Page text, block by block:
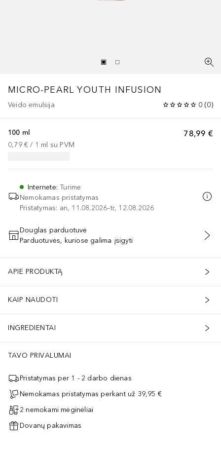
MICRO-PEARL YOUTH INFUSION
Veido emulsija 0 (0)
78,99 €
100 ml
0,79 € / 1 ml su PVM
Internete:Turime
Nemokamas pristatymas
Pristatymas: an, 11.08.2026–tr, 12.08.2026
PRIDĖTI Į KREPŠELĮ
Douglas parduotuvė
Parduotuvės, kuriose galima įsigyti
APIE PRODUKTĄ
KAIP NAUDOTI
INGREDIENTAI
TAVO PRIVALUMAI
Pristatymas per 1 - 2 darbo dienas
Nemokamas pristatymas perkant už 39,95 €
2 nemokami mėginėliai
Dovanų pakavimas